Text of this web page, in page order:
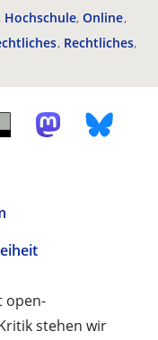
Hochschule Online
Rechtliches
open-
stehen wir